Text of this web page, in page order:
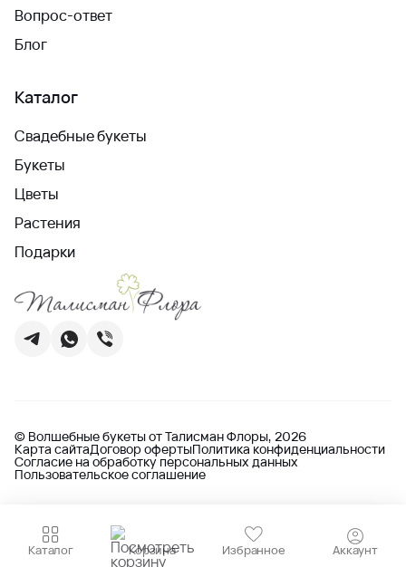
Каталог Корзина Избранное Аккаунт
Вопрос-ответ
Блог
Каталог
Свадебные букеты
Букеты
Цветы
Растения
Подарки
© Волшебные букеты от Талисман Флоры, 2026
Карта сайтаДоговор офертыПолитика конфиденциальности
Согласие на обработку персональных данных
Пользовательское соглашение